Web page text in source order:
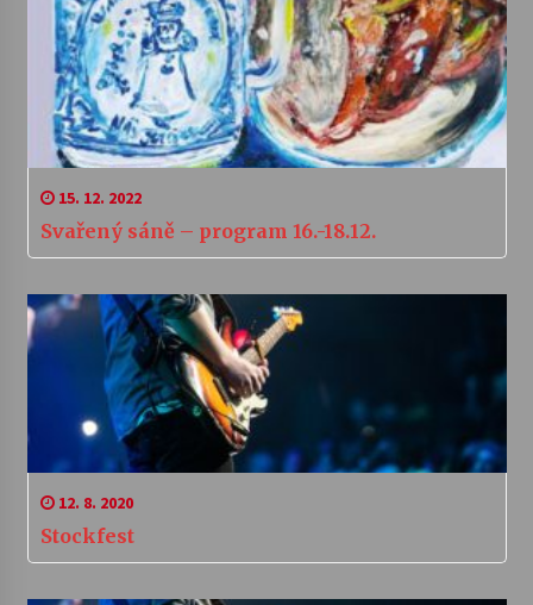
15. 12. 2022
Svařený sáně – program 16.-18.12.
12. 8. 2020
Stockfest